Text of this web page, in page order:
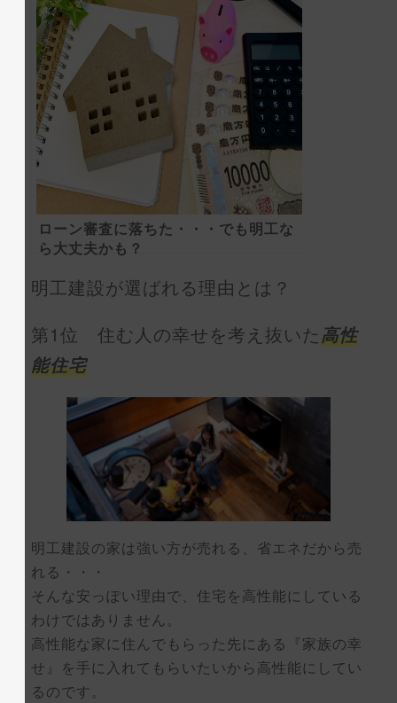
ローン審査に落ちた・・・でも明工な
ら大丈夫かも？
明工建設が選ばれる理由とは？
第1位 住む人の幸せを考え抜いた高性
能住宅
明工建設の家は強い方が売れる、省エネだから売
れる・・・
そんな安っぽい理由で、住宅を高性能にしている
わけではありません。
高性能な家に住んでもらった先にある『家族の幸
せ』を手に入れてもらいたいから高性能にしてい
るのです。